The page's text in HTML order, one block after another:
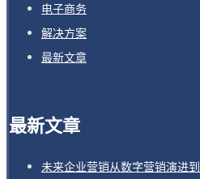
电子商务
解决方案
最新文章
最新文章
未来企业营销从数字营销演进